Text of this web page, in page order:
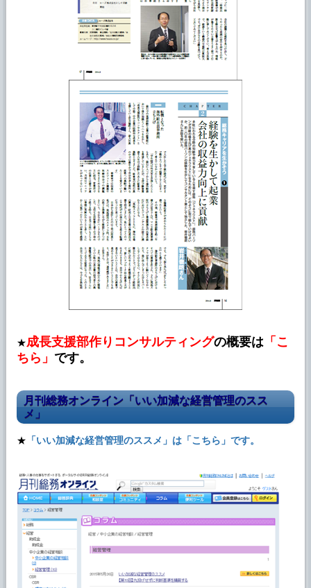
★成長支援部作りコンサルティングの概要は 「こ
ちら」 です。
月刊総務オンライン「いい加減な経営管理のスス
メ」
★ 「いい加減な経営管理のススメ」は「こちら」です。